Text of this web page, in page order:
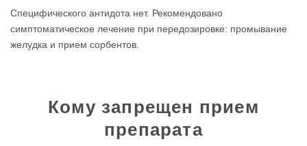
Специфического антидота нет. Рекомендовано
симптоматическое лечение при передозировке: промывание
желудка и прием сорбентов.
Кому запрещен прием
препарата